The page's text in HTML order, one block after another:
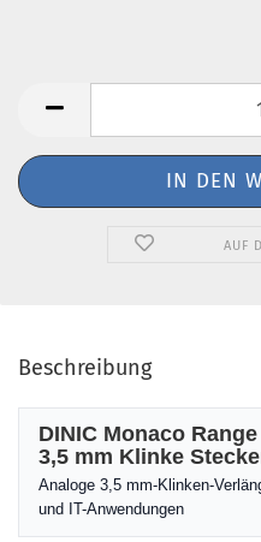
AUF
Beschreibung
DINIC Monaco
3,5 mm Klinke
Analoge 3,5 mm-Klinken-
und IT-Anwendungen